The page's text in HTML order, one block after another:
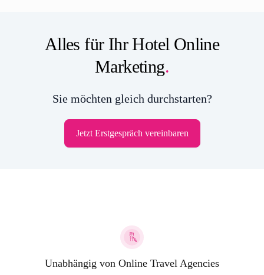
Alles für Ihr Hotel Online
Marketing.
Sie möchten gleich durchstarten?
Jetzt Erstgespräch vereinbaren
Unabhängig von Online Travel Agencies